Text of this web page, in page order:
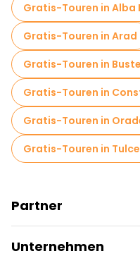
Gratis-Touren in Alba
Gratis-Touren in Arad
Gratis-Touren in
Gratis-Touren in
Gratis-Touren in
Gratis-Touren in
Partner
Anbieter-Anmeldung
Unternehmen